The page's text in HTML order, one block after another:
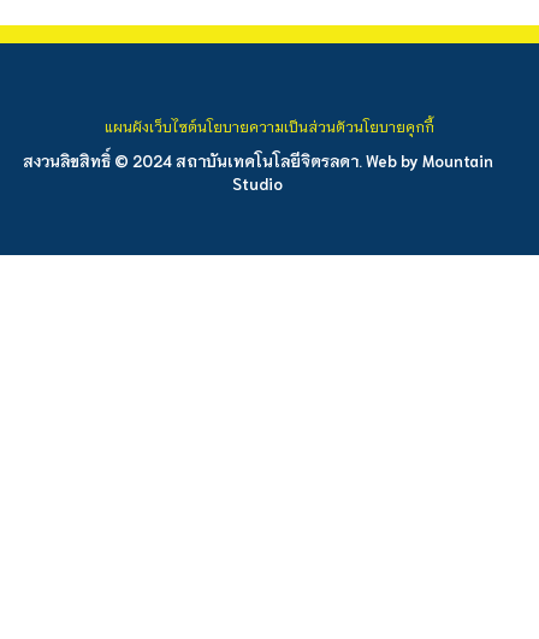
สงวนลิขสิทธิ์ © 2024 สถาบันเทคโนโลยีจิตรลดา. Web by Mountain
Studio
แผนผังเว็บไซต์นโยบายความเป็นส่วนตัวนโยบายคุกกี้